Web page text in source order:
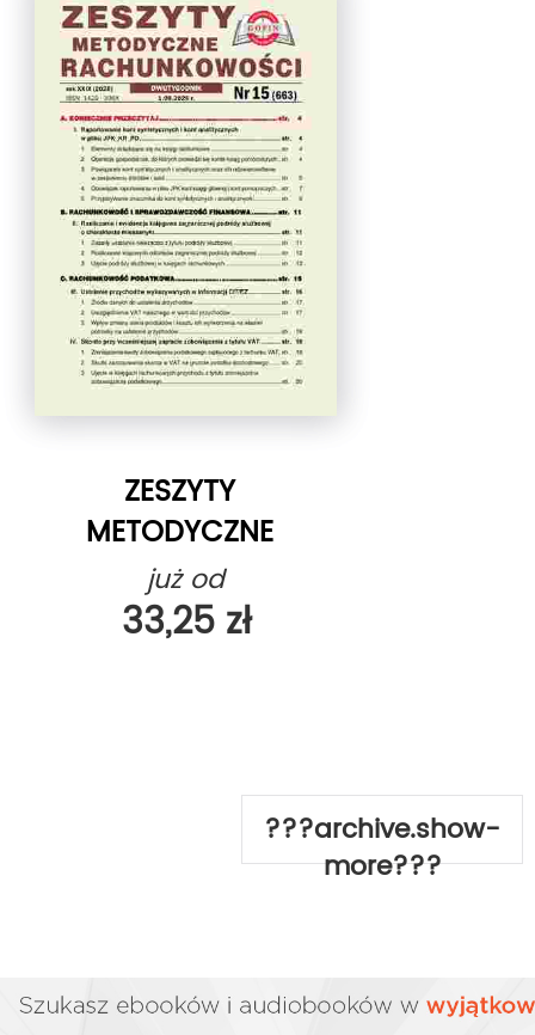
ZESZYTY
METODYCZNE
RACHUNKOWOŚCI
już od
33,25 zł
???archive.show-
more???